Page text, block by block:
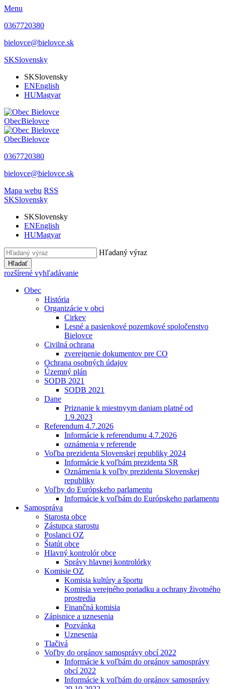
Menu
0367720380
bielovce@bielovce.sk
SKSlovensky
SKSlovensky
ENEnglish
HUMagyar
ObecBielovce
ObecBielovce
0367720380
bielovce@bielovce.sk
Mapa webu RSS
SKSlovensky
SKSlovensky
ENEnglish
HUMagyar
Hľadaný výraz
Hľadať
rozšírené vyhľadávanie
Obec
História
Organizácie v obci
Cirkev
Lesné a pasienkové pozemkové spoločenstvo
Bielovce
Civilná ochrana
zverejnenie dokumentov pre CO
Ochrana osobných údajov
Územný plán
SODB 2021
SODB 2021
Dane
Priznanie k miestnyym daniam platné od
1.9.2023
Referendum 4.7.2026
Informácie k referendumu 4.7.2026
oznámenia v referende
Voľba prezidenta Slovenskej republiky 2024
Informácie k voľbám prezidenta SR
Oznámenia k voľby prezidenta Slovenskej
republiky
Voľby do Európskeho parlamentu
Informácie k voľbám do Európskeho parlamentu
Samospráva
Starosta obce
Zástupca starostu
Poslanci OZ
Štatút obce
Hlavný kontrolór obce
Správy hlavnej kontrolórky
Komisie OZ
Komisia kultúry a športu
Komisia verejného poriadku a ochrany životného
prostredia
Finančná komisia
Zápisnice a uznesenia
Pozvánka
Uznesenia
Tlačivá
Voľby do orgánov samosprávy obcí 2022
Informácie k voľbám do orgánov samosprávy
obcí 2022
Informácie k voľbám do orgánov samosprávy